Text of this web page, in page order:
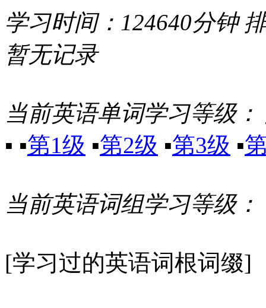
学习时间： 124640分钟
暂无记录
当前英语单词学习等级：
▪ ▪第1级 ▪第2级 ▪第3级 ▪
当前英语词组学习等级：
[学习过的英语词根词缀]